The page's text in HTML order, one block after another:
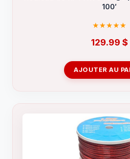
100′
129.99 $
AJOUTER AU